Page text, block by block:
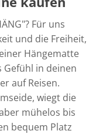
Für uns
und die Freiheit,
Hängematte
Gefühl in deinen
auf Reisen.
wiegt die
mühelos bis
bequem Platz